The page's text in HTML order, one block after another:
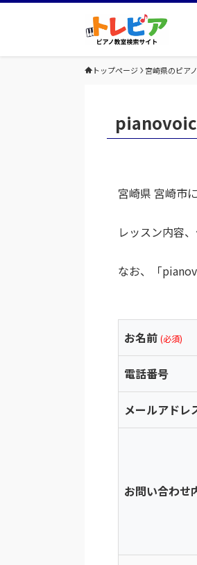
トップページ 宮崎県のピア
宮崎県 宮崎市
レッスン内容
なお、「
お名前 (必須)
電話番号
メールアドレ
お問い合わせ